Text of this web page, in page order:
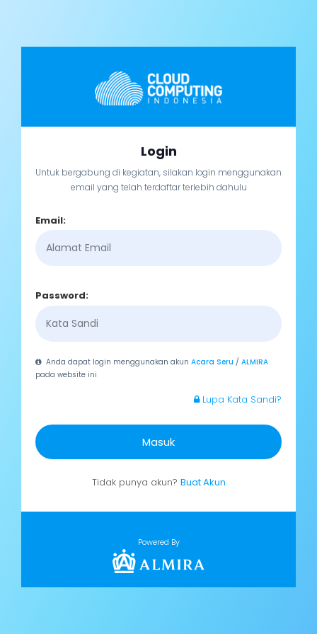
Login
Untuk bergabung di kegiatan, silakan login menggunakan
email yang telah terdaftar terlebih dahulu
Email:
Password:
Anda dapat login menggunakan akunAcara Seru /ALMIRA
pada website ini
Lupa Kata Sandi?
Masuk
Tidak punya akun? Buat Akun
Powered By